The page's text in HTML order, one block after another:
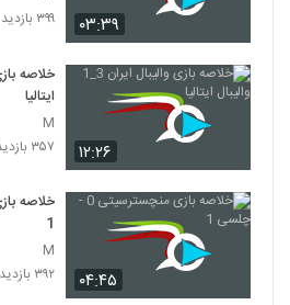
۰۳:۳۹
۳۹۹ بازدید
۱۲:۲۶
ایتالیا
M
۳۵۷ بازدید
۰۴:۴۵
1
M
۳۹۲ بازدید